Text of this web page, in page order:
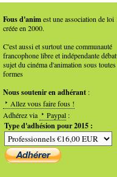
Fous d'animest une association de loi
créée en 2000.
C'est aussi et surtout une communauté
francophone libre et indépendante
sujet du cinéma d'animation sous toutes
formes
Nous soutenir en adhérant :
Allez vous faire fous !
Adhérez via
Paypal :
Type d'adhésion pour 2015 :